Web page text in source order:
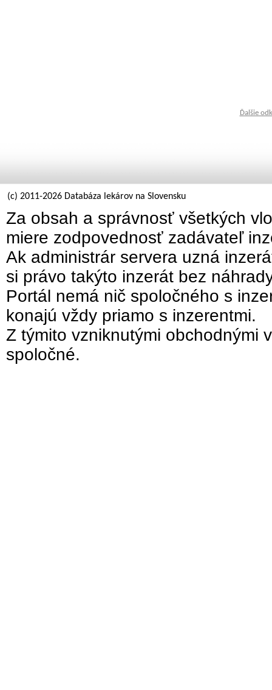
Ďalšie
(c) 2011-2026 Databáza lekárov na Slovensku
Za obsah a správnosť všetkých
miere zodpovednosť zadávateľ
Ak administrár servera uzná
si právo takýto inzerát bez
Portál nemá nič spoločného s
konajú vždy priamo s inzerentmi.
Z týmito vzniknutými obchodnými
spoločné.